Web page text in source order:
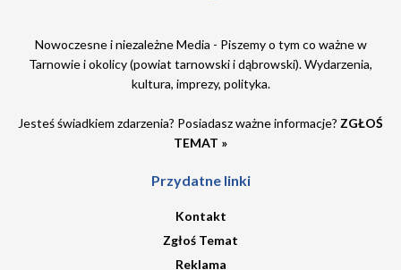
Nowoczesne i niezależne Media - Piszemy o tym co ważne w
Tarnowie i okolicy (powiat tarnowski i dąbrowski). Wydarzenia,
kultura, imprezy, polityka.
Jesteś świadkiem zdarzenia? Posiadasz ważne informacje? ZGŁOŚ
TEMAT »
Przydatne linki
Kontakt
Zgłoś Temat
Reklama